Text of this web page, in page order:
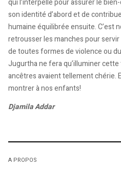
qui l’interpelle pour assurer le
son identité d’abord et de
humaine équilibrée ensuite. C’est
retrousser les manches pour
de toutes formes de violence ou
Jugurtha ne fera qu’illuminer
ancêtres avaient tellement chérie.
montrer à nos enfants!
Djamila Addar
A PROPOS